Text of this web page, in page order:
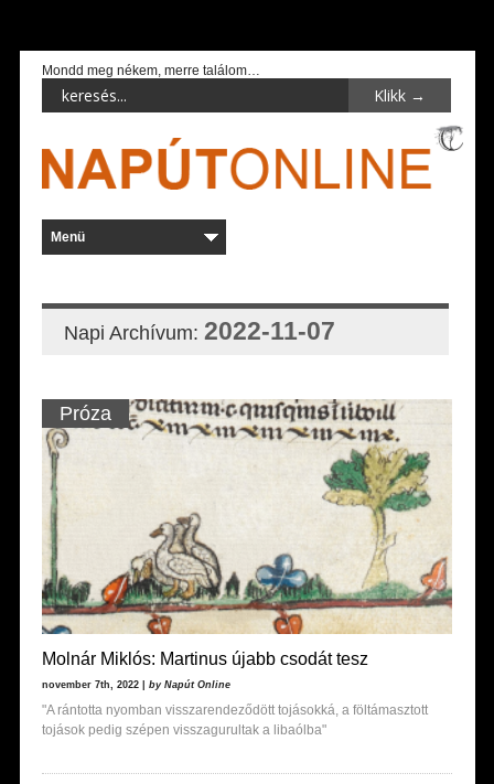
Mondd meg nékem, merre találom…
Napi Archívum: 2022-11-07
Próza
Molnár Miklós: Martinus újabb csodát tesz
november 7th, 2022 | by Napút Online
"A rántotta nyomban visszarendeződött tojásokká, a föltámasztott
tojások pedig szépen visszagurultak a libaólba"